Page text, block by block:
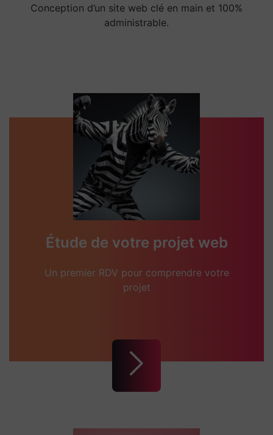
Conception d’un site web clé en main et 100%
administrable.
Étude de votre projet web
Un premier RDV pour comprendre votre
projet